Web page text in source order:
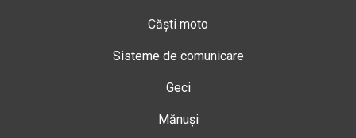
Căști moto
Sisteme de comunicare
Geci
Mănuși